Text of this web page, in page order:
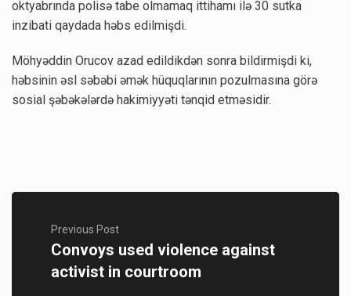
oktyabrında polisə tabe olmamaq ittihamı ilə 30 sutka
inzibati qaydada həbs edilmişdi.
Möhyəddin Orucov azad edildikdən sonra bildirmişdi ki,
həbsinin əsl səbəbi əmək hüquqlarının pozulmasına görə
sosial şəbəkələrdə hakimiyyəti tənqid etməsidir.
Previous Post
Convoys used violence against
activist in courtroom